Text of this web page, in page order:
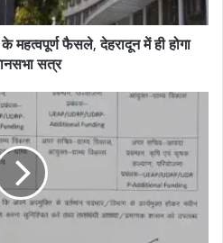
फैसले, देहरादून में ही होगा
सत्र